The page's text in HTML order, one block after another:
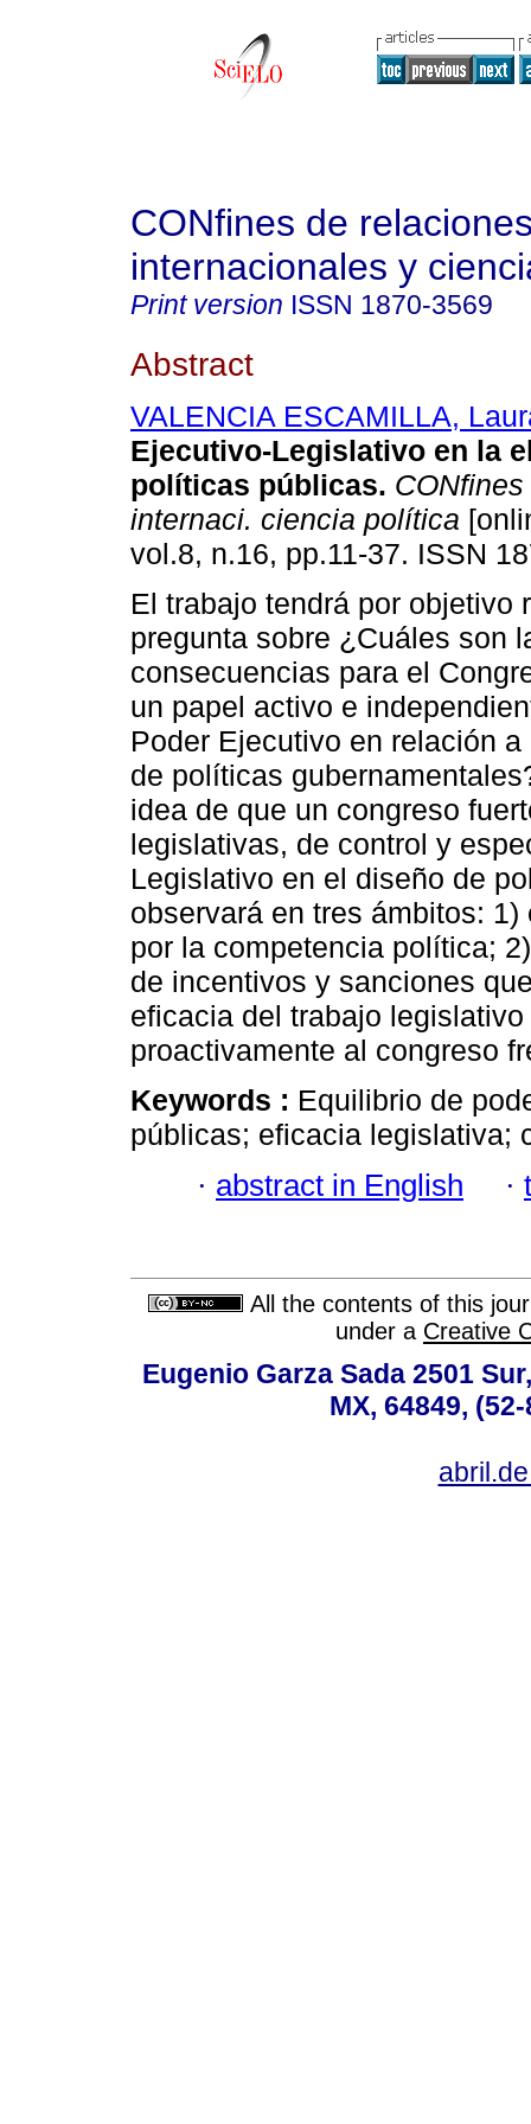
CONfines de
internacionales y
Print version ISSN 1870-3569
Abstract
VALENCIA ESCAMILLA,
Ejecutivo-Legislativo en la
políticas públicas.
internaci. ciencia política
vol.8, n.16, pp.11-37. ISSN
El trabajo tendrá por objetivo
pregunta sobre ¿Cuáles son
consecuencias para el
un papel activo e
Poder Ejecutivo en relación
de políticas
idea de que un congreso
legislativas, de control y
Legislativo en el diseño de
observará en tres ámbitos:
por la competencia política;
de incentivos y sanciones
eficacia del trabajo
proactivamente al congreso
Keywords : Equilibrio de
públicas; eficacia legislativa;
· abstract in English ·
All the contents of this
under a Creative
Eugenio Garza Sada 2501
MX, 64849,